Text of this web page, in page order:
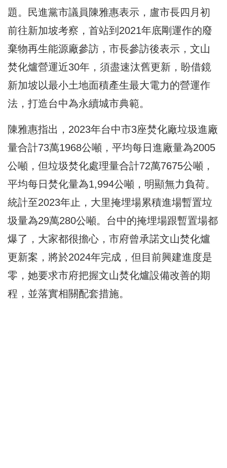
題。民進黨市議員陳雅惠表示，盧市長四月初
前往新加坡考察，首站到2021年底剛運作的廢
棄物再生能源廠參訪，市長參訪後表示，文山
焚化爐營運近30年，須盡速汰舊更新，盼借鏡
新加坡以最小土地面積產生最大電力的營運作
法，打造台中為永續城市典範。
陳雅惠指出，2023年台中市3座焚化廠垃圾進廠
量合計73萬1968公噸，平均每日進廠量為2005
公噸，但垃圾焚化處理量合計72萬7675公噸，
平均每日焚化量為1,994公噸，明顯無力負荷。
統計至2023年止，大里掩埋場累積進場暫置垃
圾量為29萬280公噸。台中的掩埋場跟暫置場都
爆了，大家都很擔心，市府曾承諾文山焚化爐
更新案，將於2024年完成，但目前興建進度是
零，她要求市府把握文山焚化爐設備改善的期
程，並落實相關配套措施。